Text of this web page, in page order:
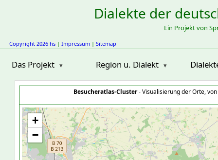
Dialekte der
Ein Projekt von
Copyright 2026 hs | Impressum | Sitemap
Das Projekt Region u. Dialekt
Besucheratlas-Cluster- Visualisierung der Orte,
+
−